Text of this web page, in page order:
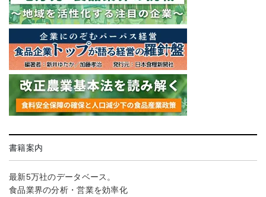
書籍案内
最新5万社のデータベース。
食品業界の分析・営業を効率化